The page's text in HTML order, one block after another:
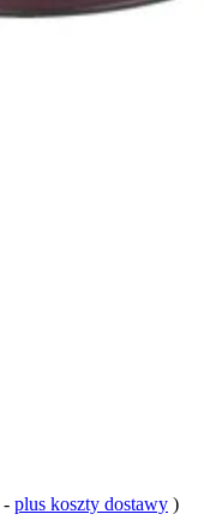
- plus koszty dostawy )